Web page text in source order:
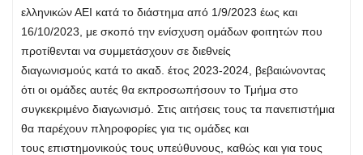
ελληνικών ΑΕΙ κατά το διάστημα από 1/9/2023 έως και
16/10/2023, με σκοπό την ενίσχυση ομάδων φοιτητών που
προτίθενται να συμμετάσχουν σε διεθνείς
διαγωνισμούς κατά το ακαδ. έτος 2023-2024, βεβαιώνοντας
ότι οι ομάδες αυτές θα εκπροσωπήσουν το Τμήμα στο
συγκεκριμένο διαγωνισμό. Στις αιτήσεις τους τα πανεπιστήμια
θα παρέχουν πληροφορίες για τις ομάδες και
τους επιστημονικούς τους υπεύθυνους, καθώς και για τους